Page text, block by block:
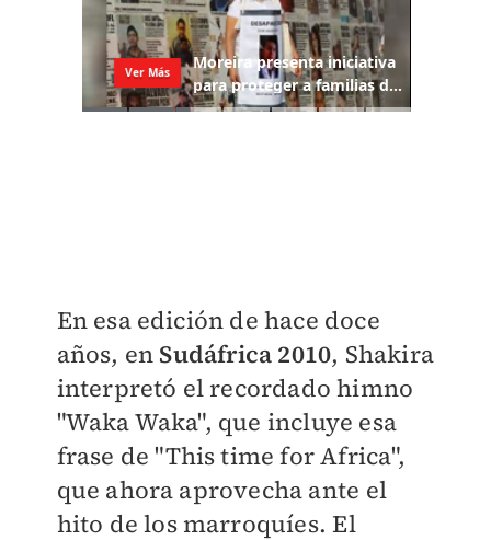
En esa edición de hace doce
años, en Sudáfrica 2010, Shakira
interpretó el recordado himno
"Waka Waka", que incluye esa
frase de "This time for Africa",
que ahora aprovecha ante el
hito de los marroquíes.El